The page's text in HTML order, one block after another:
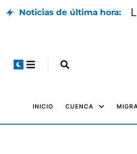
Noticias de última hora:
INICIO CUENCA